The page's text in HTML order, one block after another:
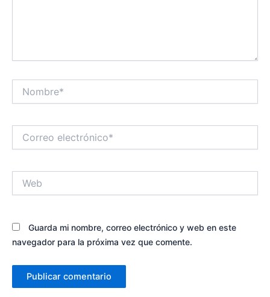
electrónico*
Guarda mi nombre, correo electrónico y web en este
navegador para la próxima vez que comente.